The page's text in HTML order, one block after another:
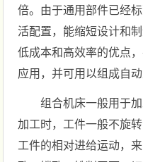
倍。由于通用部件已经
活配置，能缩短设计和
低成本和高效率的优点
应用，并可用以组成自动
组合机床一般用于
加工时，工件一般不旋
工件的相对进给运动，